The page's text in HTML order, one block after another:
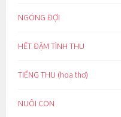
NGÓNG ĐỢI
HẾT ĐẬM TÌNH THU
TIẾNG THU (hoạ thơ)
NUÔI CON